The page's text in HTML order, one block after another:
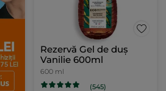
Rezervă Gel de duș
Vanilie 600ml
600 ml
(545)